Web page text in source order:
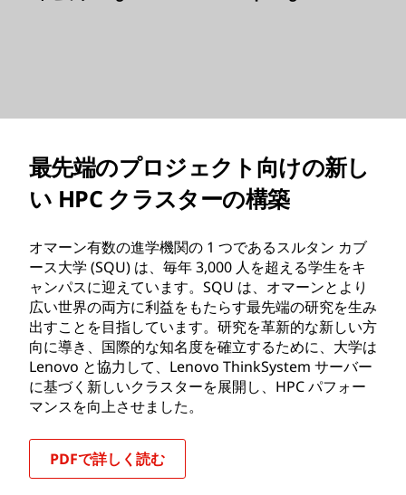
最先端のプロジェクト向けの新し
い HPC クラスターの構築
オマーン有数の進学機関の 1 つであるスルタン カブ
ース大学 (SQU) は、毎年 3,000 人を超える学生をキ
ャンパスに迎えています。SQU は、オマーンとより
広い世界の両方に利益をもたらす最先端の研究を生み
出すことを目指しています。研究を革新的な新しい方
向に導き、国際的な知名度を確立するために、大学は
Lenovo と協力して、Lenovo ThinkSystem サーバー
に基づく新しいクラスターを展開し、HPC パフォー
マンスを向上させました。
PDFで詳しく読む